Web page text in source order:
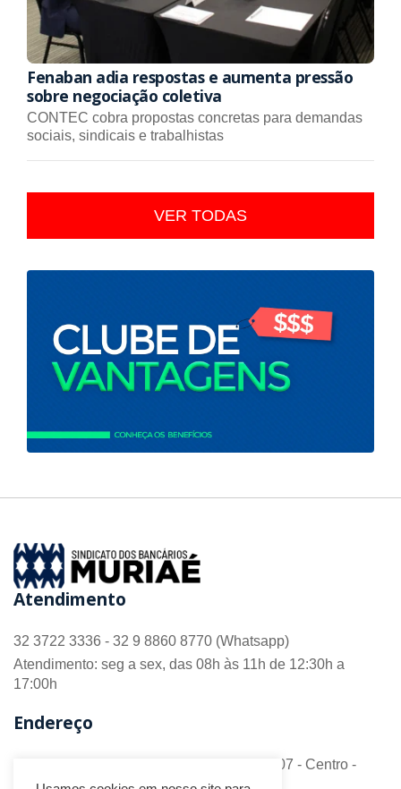
Fenaban adia respostas e aumenta pressão
sobre negociação coletiva
CONTEC cobra propostas concretas para demandas
sociais, sindicais e trabalhistas
VER TODAS
Atendimento
32 3722 3336 - 32 9 8860 8770 (Whatsapp)
Atendimento: seg a sex, das 08h às 11h de 12:30h a
17:00h
Endereço
R. Barão do Monte Alto nº 70 - Sala 306/307 - Centro -
CEP 36.880-018 - Muriaé/MG